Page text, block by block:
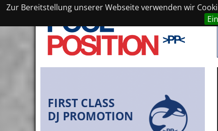
Zur Bereitstellung unserer Webseite verwenden wir
FIRST CLASS
DJ PROMOTION